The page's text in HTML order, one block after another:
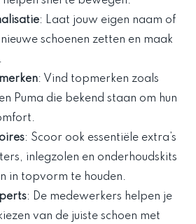
: Laat jouw eigen naam of
schoenen zetten en maak
: Vind topmerken zoals
Puma die bekend staan om hun
: Scoor ook essentiële extra’s
inlegzolen en onderhoudskits
in topvorm te houden.
: De medewerkers helpen je
van de juiste schoen met